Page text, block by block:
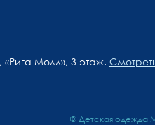
Молл», 3 этаж.
© Детская одежда